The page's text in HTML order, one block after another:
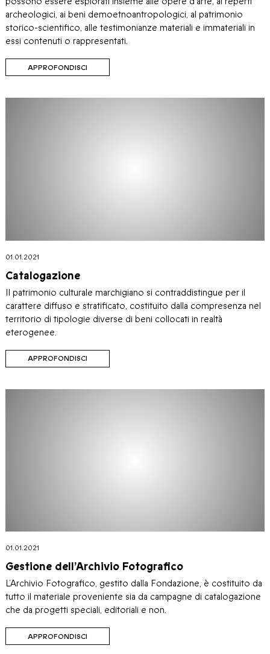
archeologici, ai beni demoetnoantropologici, al patrimonio
storico-scientifico, alle testimonianze materiali e immateriali in
essi contenuti o rappresentati.
APPROFONDISCI
01.01.2021
Catalogazione
Il patrimonio culturale marchigiano si contraddistingue per il
carattere diffuso e stratificato, costituito dalla compresenza nel
territorio di tipologie diverse di beni collocati in realtà
eterogenee.
APPROFONDISCI
01.01.2021
Gestione dell’Archivio Fotografico
L’Archivio Fotografico, gestito dalla Fondazione, è costituito da
tutto il materiale proveniente sia da campagne di catalogazione
che da progetti speciali, editoriali e non.
APPROFONDISCI